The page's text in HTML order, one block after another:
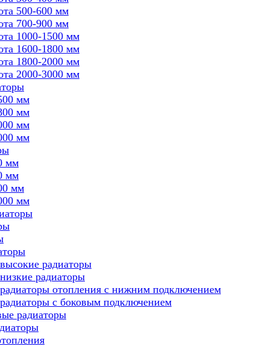
500-600 мм
700-900 мм
1000-1500 мм
1600-1800 мм
1800-2000 мм
2000-3000 мм
мм
мм
мм
мм
мм
мм
мм
мм
радиаторы
радиаторы
отопления с нижним подключением
с боковым подключением
радиаторы